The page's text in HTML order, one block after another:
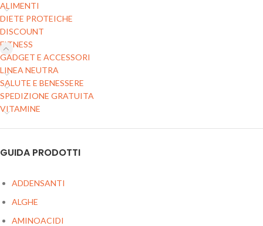
ALIMENTI
DIETE PROTEICHE
DISCOUNT
FITNESS
GADGET E ACCESSORI
LINEA NEUTRA
SALUTE E BENESSERE
SPEDIZIONE GRATUITA
VITAMINE
GUIDA PRODOTTI
ADDENSANTI
ALGHE
AMINOACIDI